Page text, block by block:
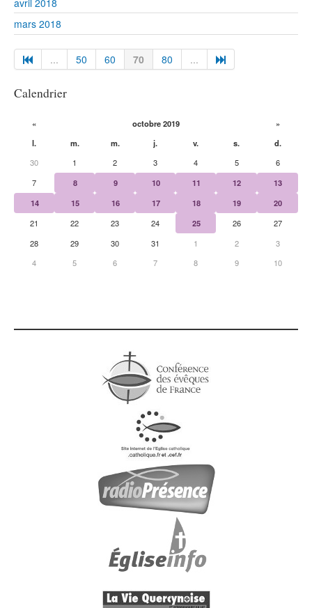
avril 2018
mars 2018
... 50 60 70 80 ...
Calendrier
« octobre 2019
»
l.
m. m. j. v. s.
d.
30
1 2 3 4 5
6
7
8 9 10 11 12
13
14
15 16 17 18 19
20
21
22 23 24 25 26
27
28
29 30 31 1 2
3
4
5 6 7 8 9 10